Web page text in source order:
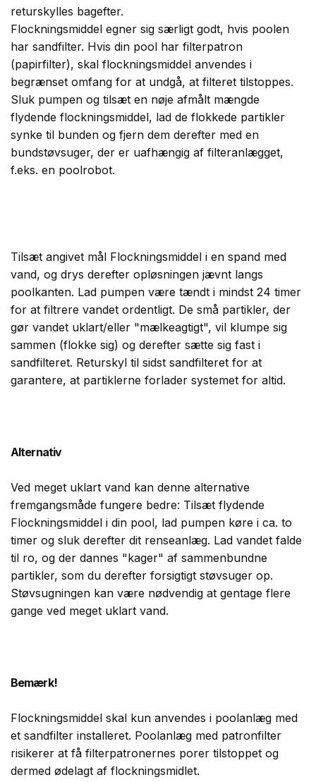
returskylles bagefter.
Flockningsmiddel egner sig særligt godt, hvis poolen
har sandfilter. Hvis din pool har filterpatron
(papirfilter), skal flockningsmiddel anvendes i
begrænset omfang for at undgå, at filteret tilstoppes.
Sluk pumpen og tilsæt en nøje afmålt mængde
flydende flockningsmiddel, lad de flokkede partikler
synke til bunden og fjern dem derefter med en
bundstøvsuger, der er uafhængig af filteranlægget,
f.eks. en poolrobot.
Tilsæt angivet mål Flockningsmiddel i en spand med
vand, og drys derefter opløsningen jævnt langs
poolkanten. Lad pumpen være tændt i mindst 24 timer
for at filtrere vandet ordentligt. De små partikler, der
gør vandet uklart/eller "mælkeagtigt", vil klumpe sig
sammen (flokke sig) og derefter sætte sig fast i
sandfilteret. Returskyl til sidst sandfilteret for at
garantere, at partiklerne forlader systemet for altid.
Alternativ
Ved meget uklart vand kan denne alternative
fremgangsmåde fungere bedre: Tilsæt flydende
Flockningsmiddel i din pool, lad pumpen køre i ca. to
timer og sluk derefter dit renseanlæg. Lad vandet falde
til ro, og der dannes "kager" af sammenbundne
partikler, som du derefter forsigtigt støvsuger op.
Støvsugningen kan være nødvendig at gentage flere
gange ved meget uklart vand.
Bemærk!
Flockningsmiddel skal kun anvendes i poolanlæg med
et sandfilter installeret. Poolanlæg med patronfilter
risikerer at få filterpatronernes porer tilstoppet og
dermed ødelagt af flockningsmidlet.